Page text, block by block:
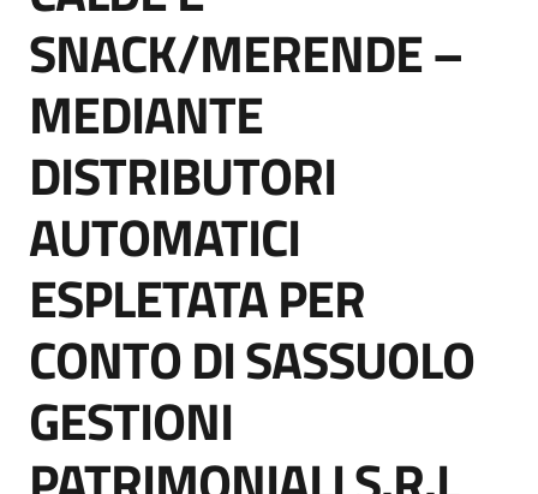
Seguici
su
SNACK/MERENDE –
MEDIANTE
DISTRIBUTORI
AUTOMATICI
ESPLETATA PER
CONTO DI SASSUOLO
GESTIONI